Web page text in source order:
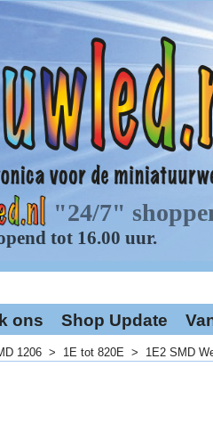
ons Shop Update
1206 > 1E tot 820E > 1E2 SMD